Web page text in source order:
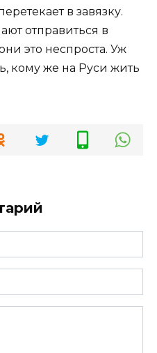
в завязку.
отправиться в
это неспроста. Уж
кому же на Руси жить